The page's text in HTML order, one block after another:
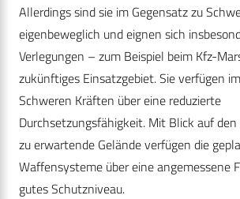
Allerdings sind sie im Gegensatz zu
eigenbeweglich und eignen sich
Verlegungen – zum Beispiel beim Kfz-
zukünftiges Einsatzgebiet. Sie verfügen
Schweren Kräften über eine reduzierte
Durchsetzungsfähigkeit. Mit Blick auf
zu erwartende Gelände verfügen die
Waffensysteme über eine angemessene
gutes Schutzniveau.